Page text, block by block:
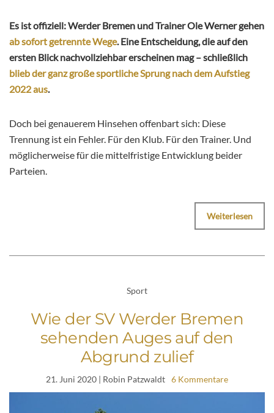
Es ist offiziell: Werder Bremen und Trainer Ole Werner gehen
ab sofort getrennte Wege. Eine Entscheidung, die auf den
ersten Blick nachvollziehbar erscheinen mag – schließlich
blieb der ganz große sportliche Sprung nach dem Aufstieg
2022 aus.
Doch bei genauerem Hinsehen offenbart sich: Diese
Trennung ist ein Fehler. Für den Klub. Für den Trainer. Und
möglicherweise für die mittelfristige Entwicklung beider
Parteien.
Weiterlesen
Sport
Wie der SV Werder Bremen
sehenden Auges auf den
Abgrund zulief
21. Juni 2020 | Robin Patzwaldt 6 Kommentare